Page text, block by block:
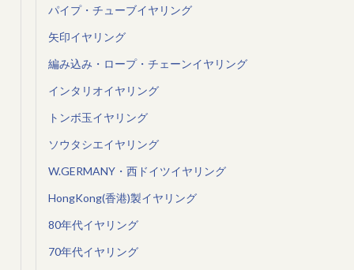
パイプ・チューブイヤリング
矢印イヤリング
編み込み・ロープ・チェーンイヤリング
インタリオイヤリング
トンボ玉イヤリング
ソウタシエイヤリング
W.GERMANY・西ドイツイヤリング
HongKong(香港)製イヤリング
80年代イヤリング
70年代イヤリング